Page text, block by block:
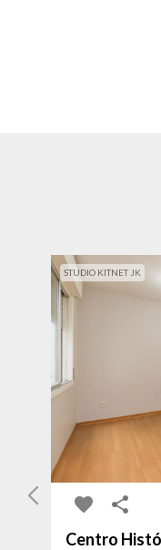
STUDIO KITNET JK
Centro